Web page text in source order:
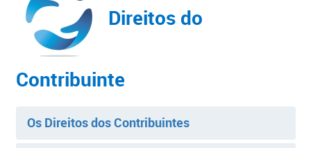
Direitos do
Contribuinte​
Os Direitos dos Contribuintes